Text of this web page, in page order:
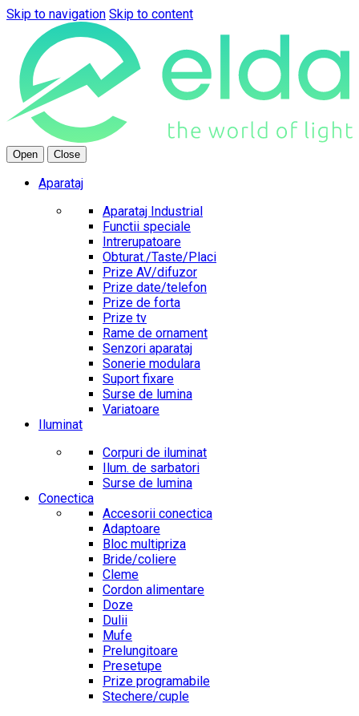
Skip to navigation Skip to content
Open Close
Aparataj
Aparataj Industrial
Functii speciale
Intrerupatoare
Obturat./Taste/Placi
Prize AV/difuzor
Prize date/telefon
Prize de forta
Prize tv
Rame de ornament
Senzori aparataj
Sonerie modulara
Suport fixare
Surse de lumina
Variatoare
Iluminat
Corpuri de iluminat
Ilum. de sarbatori
Surse de lumina
Conectica
Accesorii conectica
Adaptoare
Bloc multipriza
Bride/coliere
Cleme
Cordon alimentare
Doze
Dulii
Mufe
Prelungitoare
Presetupe
Prize programabile
Stechere/cuple